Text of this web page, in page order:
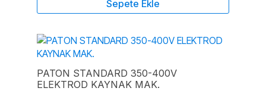
Sepete Ekle
PATON STANDARD 350-400V
ELEKTROD KAYNAK MAK.